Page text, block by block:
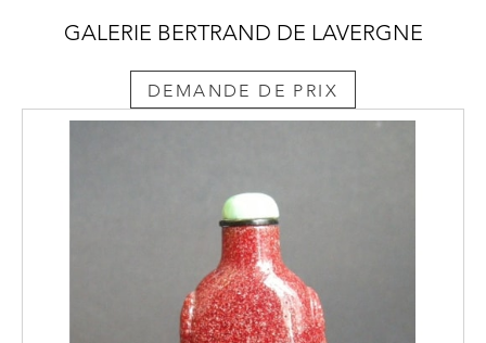
GALERIE BERTRAND DE LAVERGNE
DEMANDE DE PRIX